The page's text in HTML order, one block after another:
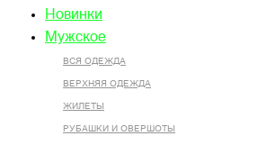
Новинки
Мужское
ВСЯ ОДЕЖДА
ВЕРХНЯЯ ОДЕЖДА
ЖИЛЕТЫ
РУБАШКИ И ОВЕРШОТЫ